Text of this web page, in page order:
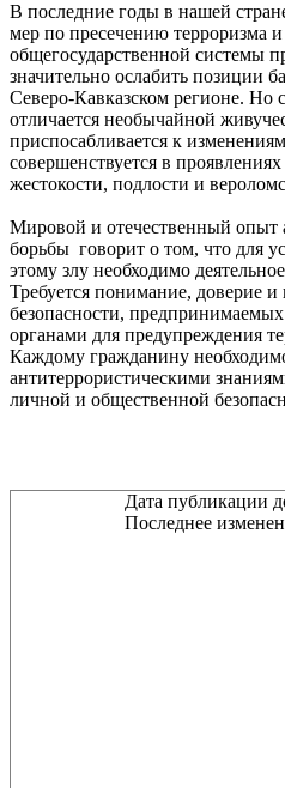
В последние годы в нашей
мер по пресечению терроризма
общегосударственной системы
значительно ослабить позиции
Северо-Кавказском регионе. Но
отличается необычайной
приспосабливается к
совершенствуется в
жестокости, подлости и
Мировой и отечественный опыт
борьбы говорит о том, что для
этому злу необходимо
Требуется понимание, доверие
безопасности,
органами для предупреждения
Каждому гражданину
антитеррористическими
личной и общественной
Дата публикации
Последнее